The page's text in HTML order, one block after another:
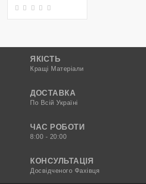
ЯКІСТЬ
Кращі Матеріали
ДОСТАВКА
По Всій Україні
ЧАС РОБОТИ
8:00 - 20:00
КОНСУЛЬТАЦІЯ
Досвідченого Фахівця